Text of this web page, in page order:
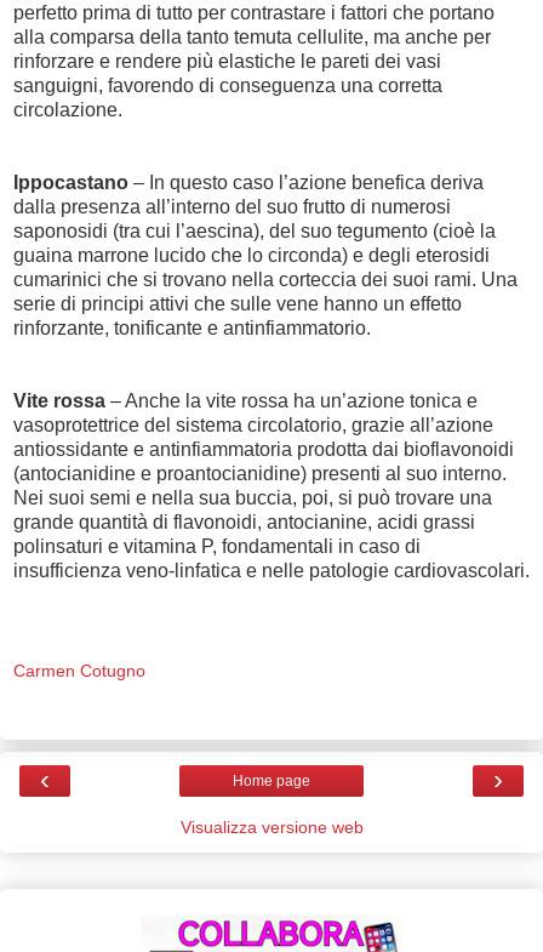
perfetto prima di tutto per contrastare i fattori che portano
alla comparsa della tanto temuta cellulite, ma anche per
rinforzare e rendere più elastiche le pareti dei vasi
sanguigni, favorendo di conseguenza una corretta
circolazione.
Ippocastano – In questo caso l’azione benefica deriva
dalla presenza all’interno del suo frutto di numerosi
saponosidi (tra cui l’aescina), del suo tegumento (cioè la
guaina marrone lucido che lo circonda) e degli eterosidi
cumarinici che si trovano nella corteccia dei suoi rami. Una
serie di principi attivi che sulle vene hanno un effetto
rinforzante, tonificante e antinfiammatorio.
Vite rossa – Anche la vite rossa ha un’azione tonica e
vasoprotettrice del sistema circolatorio, grazie all’azione
antiossidante e antinfiammatoria prodotta dai bioflavonoidi
(antocianidine e proantocianidine) presenti al suo interno.
Nei suoi semi e nella sua buccia, poi, si può trovare una
grande quantità di flavonoidi, antocianine, acidi grassi
polinsaturi e vitamina P, fondamentali in caso di
insufficienza veno-linfatica e nelle patologie cardiovascolari.
Carmen Cotugno
‹ ›
Home page
Visualizza versione web